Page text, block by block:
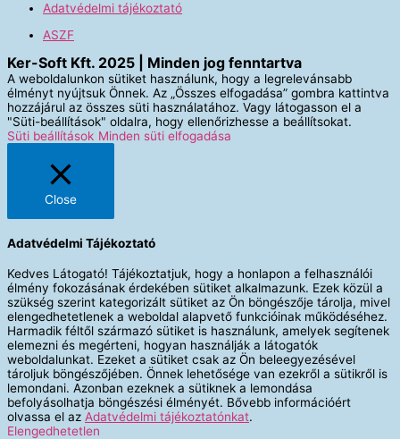
Adatvédelmi tájékoztató
ASZF
Ker-Soft Kft. 2025 | Minden jog fenntartva
A weboldalunkon sütiket használunk, hogy a legrelevánsabb
élményt nyújtsuk Önnek. Az „Összes elfogadása” gombra kattintva
hozzájárul az összes süti használatához. Vagy látogasson el a
"Süti-beállítások" oldalra, hogy ellenőrizhesse a beállítsokat.
Süti beállítások Minden süti elfogadása
Close
Adatvédelmi Tájékoztató
Kedves Látogató! Tájékoztatjuk, hogy a honlapon a felhasználói
élmény fokozásának érdekében sütiket alkalmazunk. Ezek közül a
szükség szerint kategorizált sütiket az Ön böngészője tárolja, mivel
elengedhetetlenek a weboldal alapvető funkcióinak működéséhez.
Harmadik féltől származó sütiket is használunk, amelyek segítenek
elemezni és megérteni, hogyan használják a látogatók
weboldalunkat. Ezeket a sütiket csak az Ön beleegyezésével
tároljuk böngészőjében. Önnek lehetősége van ezekről a sütikről is
lemondani. Azonban ezeknek a sütiknek a lemondása
befolyásolhatja böngészési élményét. Bővebb információért
olvassa el az Adatvédelmi tájékoztatónkat.
Elengedhetetlen